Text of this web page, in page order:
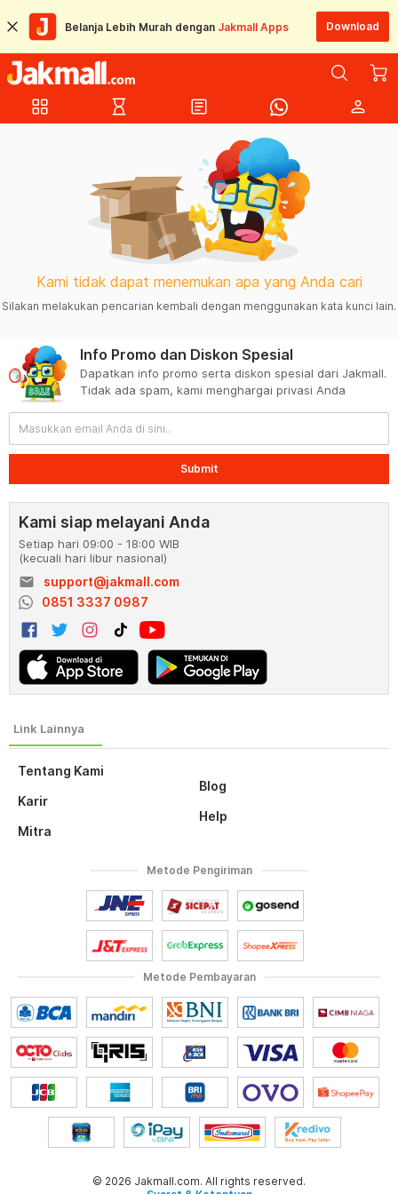
Belanja Lebih Murah dengan Jakmall Apps Download
grid_view hourglass_empty article person
Kami tidak dapat menemukan apa yang Anda cari
Silakan melakukan pencarian kembali dengan menggunakan kata kunci lain.
Tentang Kami
Karir
Mitra
Blog
Help
Info Promo dan Diskon Spesial
Dapatkan info promo serta diskon spesial dari Jakmall.
Tidak ada spam, kami menghargai privasi Anda
Submit
Kami siap melayani Anda
Setiap hari 09:00 - 18:00 WIB
(kecuali hari libur nasional)
email
support@jakmall.com
0851 3337 0987
Metode Pembayaran
Metode Pengiriman
© 2026 Jakmall.com. All rights reserved.